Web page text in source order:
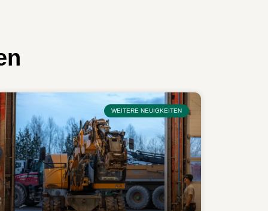
WEITERE NEUIGKEITEN